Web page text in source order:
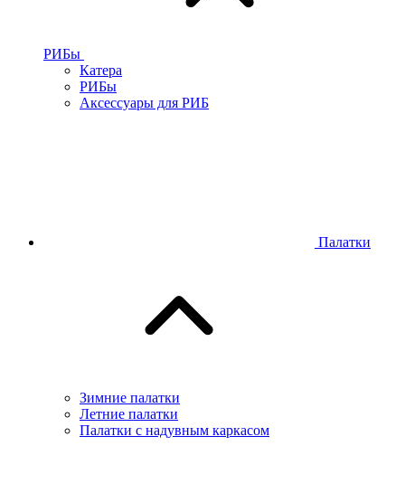
РИБы
Катера
РИБы
Аксессуары для РИБ
Палатки
Зимние палатки
Летние палатки
Палатки с надувным каркасом